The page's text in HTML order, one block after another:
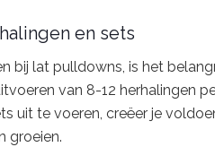
en sets
bij lat pulldowns, is het
van 8-12 herhalingen
uit te voeren, creëer je
groeien.